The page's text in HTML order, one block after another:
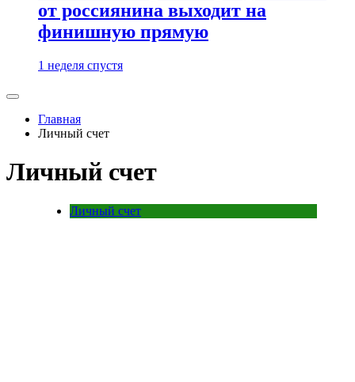
от россиянина выходит на
финишную прямую
1 неделя спустя
Главная
Личный счет
Личный счет
Личный счет